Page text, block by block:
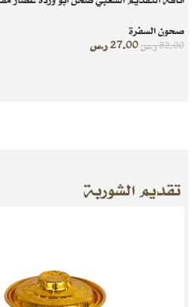
صحون السفرة
32.00ر.س27.00ر.س
تقديم الشوربة